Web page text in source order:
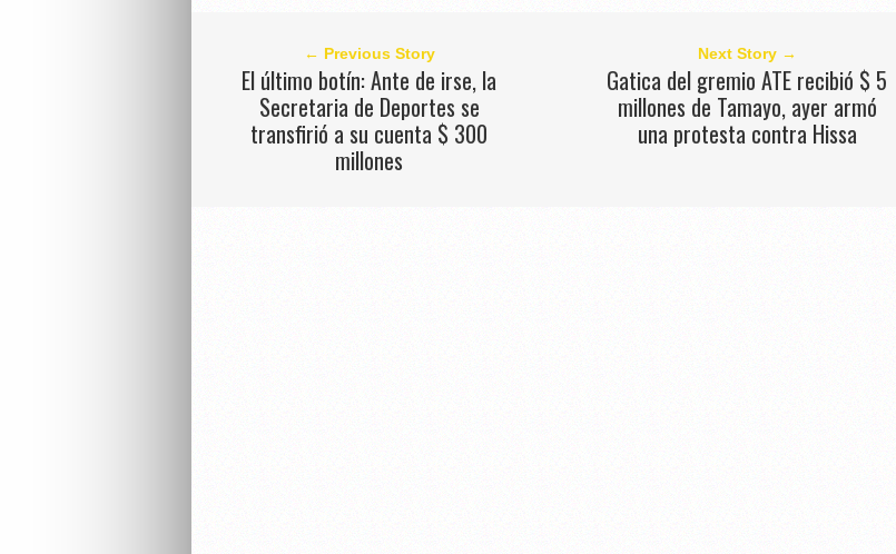
← Previous Story
El último botín: Ante de irse, la
Secretaria de Deportes se
transfirió a su cuenta $ 300
millones
Next Story →
Gatica del gremio ATE recibió $ 5
millones de Tamayo, ayer armó
una protesta contra Hissa